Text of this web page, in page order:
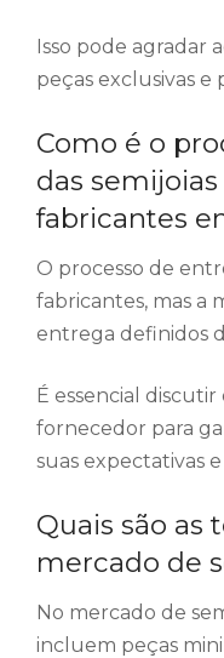
Isso pode agradar
peças exclusivas e
Como é o
das
fabricantes
O processo de
fabricantes, mas a
entrega definidos
É essencial discutir
fornecedor para
suas expectativas
Quais são as
mercado de
No mercado de
incluem peças